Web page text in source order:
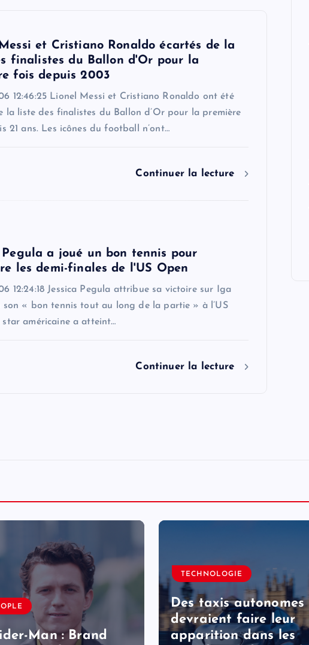
et Cristiano Ronaldo écartés de la
finalistes du Ballon d'Or pour la
fois depuis 2003
12:46:25 Lionel Messi et Cristiano Ronaldo ont été
la liste des finalistes du Ballon d’Or pour la première
21 ans. Les icônes du football n’ont…
Continuer la lecture
Pegula a joué un bon tennis pour
les demi-finales de l'US Open
12:24:18 Jessica Pegula attribue sa victoire sur Iga
son « bon tennis tout au long de la partie » à l’US
star américaine a atteint…
Continuer la lecture
Man : Brand
TECHNOLOGIE
Des taxis autonomes
devraient faire leur
apparition dans les